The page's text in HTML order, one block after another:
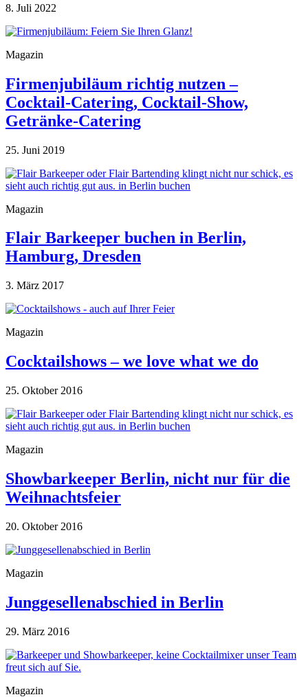
8. Juli 2022
Magazin
Firmenjubiläum richtig nutzen –
Cocktail-Catering, Cocktail-Show,
Getränke-Catering
25. Juni 2019
Magazin
Flair Barkeeper buchen in Berlin,
Hamburg, Dresden
3. März 2017
Magazin
Cocktailshows – we love what we do
25. Oktober 2016
Magazin
Showbarkeeper Berlin, nicht nur für die
Weihnachtsfeier
20. Oktober 2016
Magazin
Junggesellenabschied in Berlin
29. März 2016
Magazin